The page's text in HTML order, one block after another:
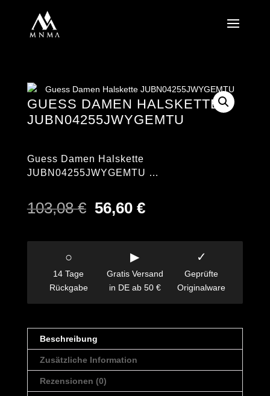
GUESS DAMEN HALSKETTE
JUBN04255JWYGEMTU
Guess Damen Halskette
JUBN04255JWYGEMTU …
103,08€ Ursprünglicher
Preis
103,08 €
56,60 €Aktueller
○
14 Tage
Rückgabe
▶
Gratis Versand
in DE ab 50 €
✓
Geprüfte
Originalware
Beschreibung
Zusätzliche Information
Rezensionen (0)